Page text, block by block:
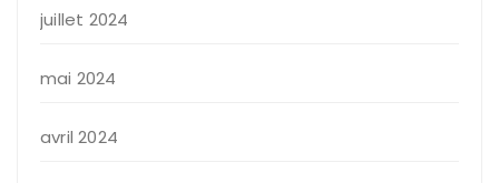
juillet 2024
mai 2024
avril 2024